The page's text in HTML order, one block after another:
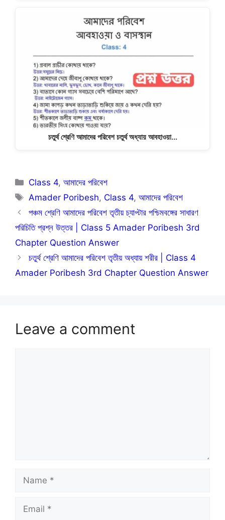
চতুর্থ শ্রেণি আমাদের পরিবেশ চতুর্থ অধ্যায় আবহাওয়া…
Categories
Class 4,আমাদের পরিবেশ
Tags
Amader Poribesh, Class 4,আমাদের পরিবেশ
পঞ্চম শ্রেণি আমাদের পরিবেশ তৃতীয় চ্যাপ্টার পশ্চিমবঙ্গের সাধারণ
পরিচিতি প্রশ্ন উত্তর | Class 5 Amader Poribesh 3rd
Chapter Question Answer
চতুর্থ শ্রেণি আমাদের পরিবেশ তৃতীয় অধ্যায় শরীর | Class 4
Amader Poribesh 3rd Chapter Question Answer
Leave a comment
Name
Email